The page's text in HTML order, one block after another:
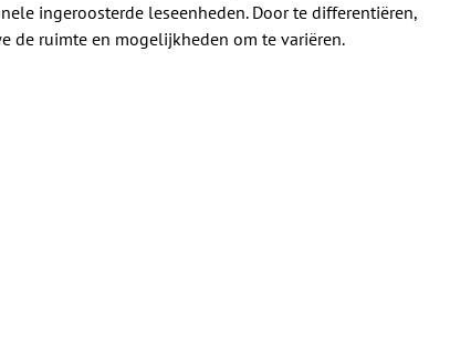
ingeroosterde leseenheden. Door te differentiëren,
de ruimte en mogelijkheden om te variëren.